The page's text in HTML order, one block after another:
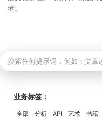
者。
业务标签：
全部 分析 API 艺术 书籍